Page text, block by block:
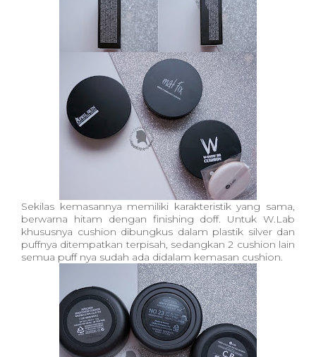
Sekilas kemasannya memiliki karakteristik yang sama,
berwarna hitam dengan finishing doff. Untuk W.Lab
khususnya cushion dibungkus dalam plastik silver dan
puffnya ditempatkan terpisah, sedangkan 2 cushion lain
semua puff nya sudah ada didalam kemasan cushion.